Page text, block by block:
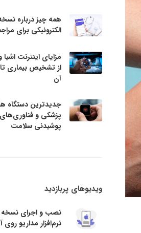
همه چیز درباره
الکترونیکی برای
مزایای اینترنت
از تشخیص بیماری
آن
جدیدترین دستگاه
پزشکی و فناوری‌های
پوشیدنی سلامت
ویدیوهای پربازدید
نرم‌افزار مداریو روی